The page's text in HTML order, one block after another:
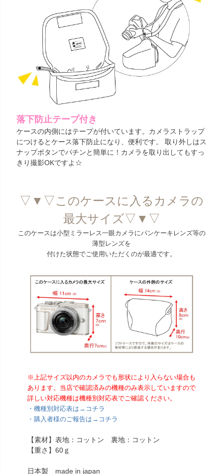
落下防止テープ付き
ケースの内側にはテープが付いています。カメラストラップ
につけるとケース落下防止になり、便利です。 取り外しはス
ナップボタンでパチンと簡単に！カメラを取り出してもすっ
きり撮影OKですよ☆
▽▼▽このケースに入るカメラの
最大サイズ▽▼▽
このケースは小型ミラーレス一眼カメラにパンケーキレンズ等の
薄型レンズを
付けた状態でご使用いただくのが最適です。
※上記サイズ以内のカメラでも形状により入らない場合も
あります。当店で確認済みの機種のみ表示していますので
詳しい対応機種は機種別対応表でご確認ください。
・機種別対応表は→コチラ
・購入者様のご報告は→コチラ
【素材】表地：コットン 裏地：コットン
【重さ】60ｇ
日本製 made in japan